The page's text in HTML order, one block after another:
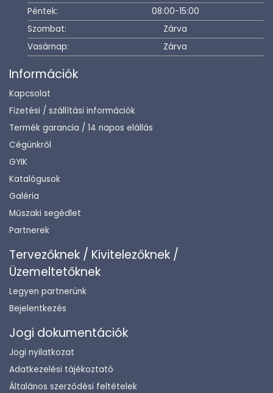
Péntek:
08:00-15:00
Szombat:
Zárva
Vasárnap:
Zárva
Információk
Kapcsolat
Fizetési / szállítási információk
Termék garancia / 14 napos elállás
Cégünkről
GYIK
Katalógusok
Galéria
Műszaki segédlet
Partnerek
Tervezőknek / Kivitelezőknek /
Üzemeltetőknek
Legyen partnerünk
Bejelentkezés
Jogi dokumentációk
Jogi nyilatkozat
Adatkezelési tájékoztató
Általános szerződési feltételek